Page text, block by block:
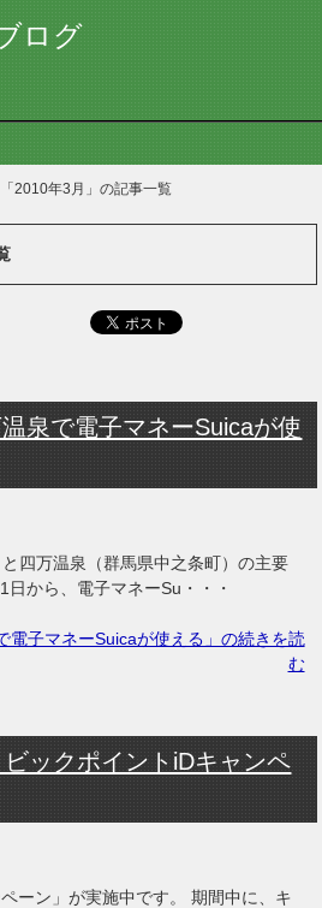
ログ
「2010年3月」の記事一覧
泉で電子マネーSuicaが使
四万温泉（群馬県中之条町）の主要
から、電子マネーSu・・・
電子マネーSuicaが使える」の続きを読
む
ックポイントiDキャンペ
ーン」が実施中です。 期間中に、キ